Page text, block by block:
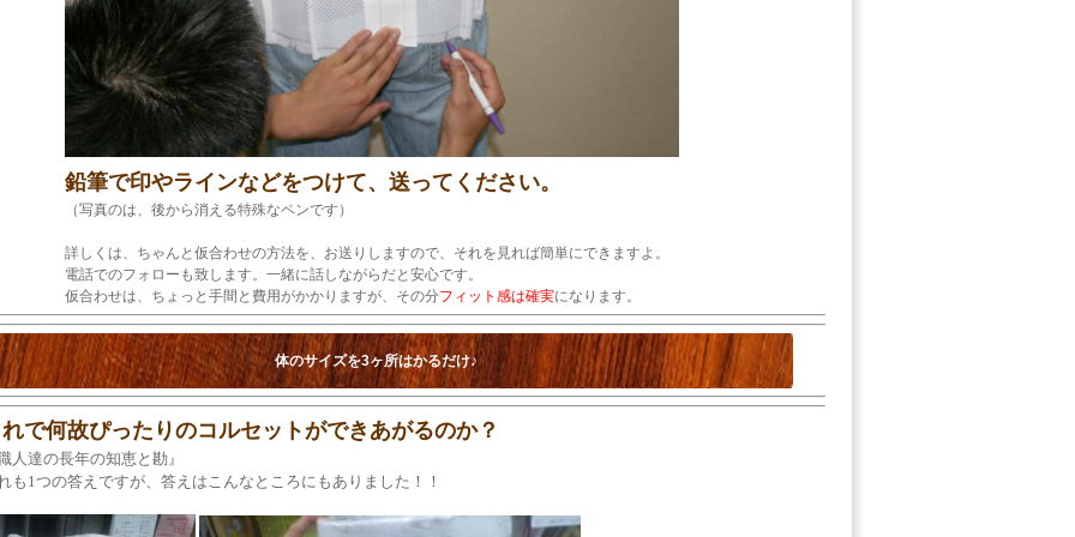
鉛筆で印やラインなどをつけて、送ってください。
（写真のは、後から消える特殊なペンです）
詳しくは、ちゃんと仮合わせの方法を、お送りしますので、それを見れば簡単にできますよ。
電話でのフォローも致します。一緒に話しながらだと安心です。
仮合わせは、ちょっと手間と費用がかかりますが、その分フィット感は確実になります。
体のサイズを3ヶ所はかるだけ♪
で何故ぴったりのコルセットができあがるのか？
人達の長年の知恵と勘』
も1つの答えですが、答えはこんなところにもありました！！